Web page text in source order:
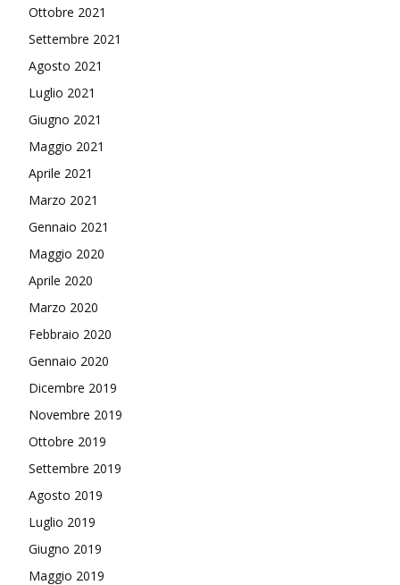
Ottobre 2021
Settembre 2021
Agosto 2021
Luglio 2021
Giugno 2021
Maggio 2021
Aprile 2021
Marzo 2021
Gennaio 2021
Maggio 2020
Aprile 2020
Marzo 2020
Febbraio 2020
Gennaio 2020
Dicembre 2019
Novembre 2019
Ottobre 2019
Settembre 2019
Agosto 2019
Luglio 2019
Giugno 2019
Maggio 2019